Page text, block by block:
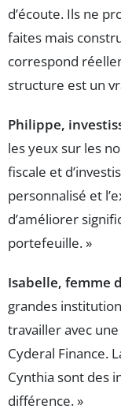
d’écoute. Ils ne
faites mais
correspond
structure est un
Philippe,
les yeux sur les
fiscale et
personnalisé et
d’améliorer
portefeuille. »
Isabelle, femme
grandes
travailler avec
Cyderal Finance.
Cynthia sont des
différence. »